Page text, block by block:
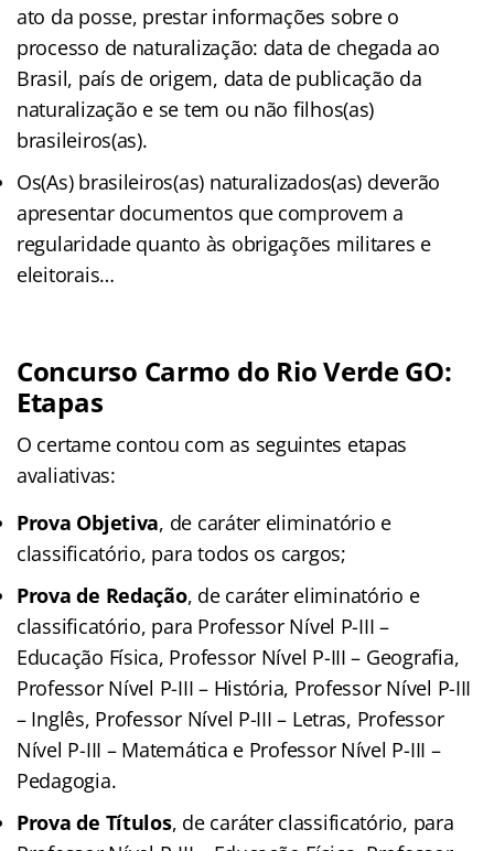
ato da posse, prestar informações sobre o
processo de naturalização: data de chegada ao
Brasil, país de origem, data de publicação da
naturalização e se tem ou não filhos(as)
brasileiros(as).
Os(As) brasileiros(as) naturalizados(as) deverão
apresentar documentos que comprovem a
regularidade quanto às obrigações militares e
eleitorais…
Concurso Carmo do Rio Verde GO:
Etapas
O certame contou com as seguintes etapas
avaliativas:
Prova Objetiva, de caráter eliminatório e
classificatório, para todos os cargos;
Prova de Redação, de caráter eliminatório e
classificatório, para Professor Nível P-III –
Educação Física, Professor Nível P-III – Geografia,
Professor Nível P-III – História, Professor Nível P-III
– Inglês, Professor Nível P-III – Letras, Professor
Nível P-III – Matemática e Professor Nível P-III –
Pedagogia.
Prova de Títulos, de caráter classificatório, para